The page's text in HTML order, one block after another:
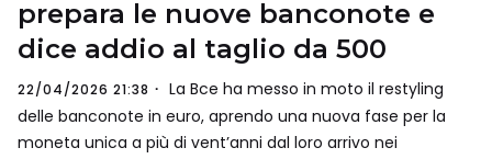
prepara le nuove banconote e
dice addio al taglio da 500
22/04/2026 21:38
La Bce ha messo in moto il restyling
delle banconote in euro, aprendo una nuova fase per la
moneta unica a più di vent’anni dal loro arrivo nei